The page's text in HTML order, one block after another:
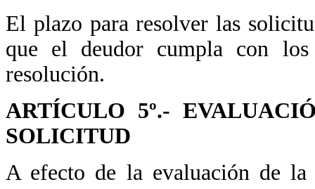
El plazo para resolver las
que el deudor cumpla con los
resolución.
ARTÍCULO 5º.-
SOLICITUD
A efecto de la evaluación de